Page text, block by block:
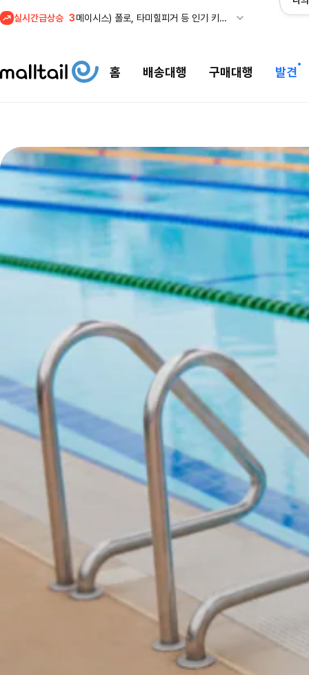
실시간급상승 3
메이시스) 폴로, 타미힐피거 등 인기 키즈 브랜드 최대 50% 할인!
1
셀프포트레이트 썸머 세일! 지수,아이유 착용 + 관세내 특가
홈 배송대행 구매대행 발견